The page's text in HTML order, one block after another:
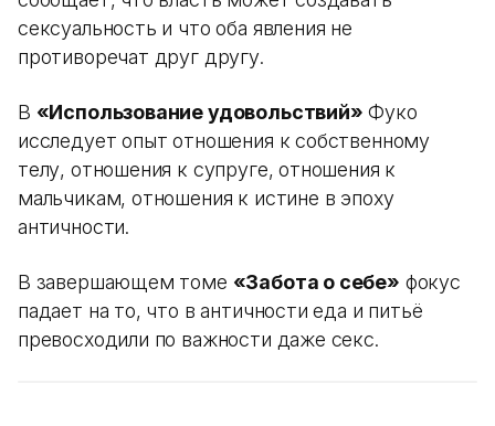
сексуальность и что оба явления не
противоречат друг другу.
В «Использование удовольствий» Фуко
исследует опыт отношения к собственному
телу, отношения к супруге, отношения к
мальчикам, отношения к истине в эпоху
античности.
В завершающем томе «Забота о себе» фокус
падает на то, что в античности еда и питьё
превосходили по важности даже секс.